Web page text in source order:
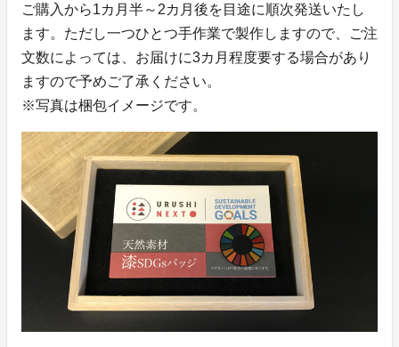
ご購入から1カ月半～2カ月後を目途に順次発送いたし
ます。ただし一つひとつ手作業で製作しますので、ご注
文数によっては、お届けに3カ月程度要する場合があり
ますので予めご了承ください。
※写真は梱包イメージです。